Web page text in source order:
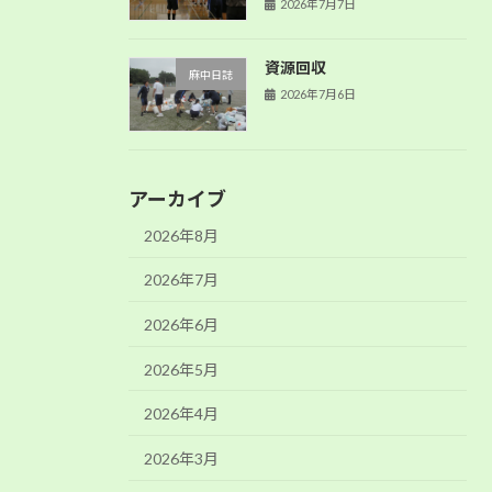
2026年7月7日
麻中日誌 資源回収
2026年7月6日
アーカイブ
2026年8月
2026年7月
2026年6月
2026年5月
2026年4月
2026年3月